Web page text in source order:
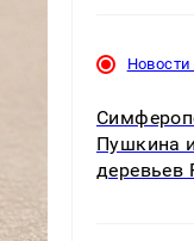
Пушкина
деревьев